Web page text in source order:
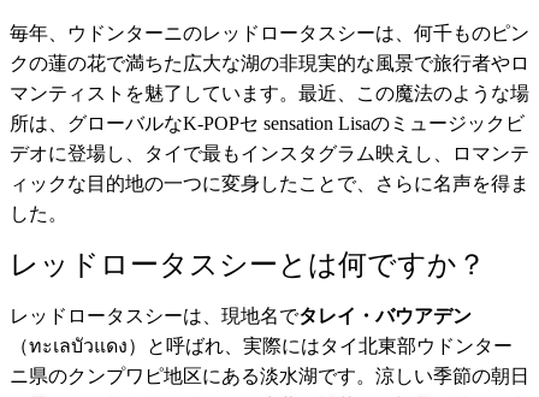
毎年、ウドンターニのレッドロータスシーは、何千ものピン
クの蓮の花で満ちた広大な湖の非現実的な風景で旅行者やロ
マンティストを魅了しています。最近、この魔法のような場
所は、グローバルなK-POPセ sensation Lisaのミュージックビ
デオに登場し、タイで最もインスタグラム映えし、ロマンテ
ィックな目的地の一つに変身したことで、さらに名声を得ま
した。
レッドロータスシーとは何ですか？
レッドロータスシーは、現地名でタレイ・バウアデン
（ทะเลบัวแดง）と呼ばれ、実際にはタイ北東部ウドンター
ニ県のクンプワピ地区にある淡水湖です。涼しい季節の朝日